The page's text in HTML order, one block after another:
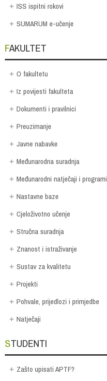
ISS ispitni rokovi
SUMARUM e-učenje
FAKULTET
O fakultetu
Iz povijesti fakulteta
Dokumenti i pravilnici
Preuzimanje
Javne nabavke
Međunarodna suradnja
Međunarodni natječaji i programi
Nastavne baze
Cjeloživotno učenje
Stručna suradnja
Znanost i istraživanje
Sustav za kvalitetu
Projekti
Pohvale, prijedlozi i primjedbe
Natječaji
STUDENTI
Zašto upisati APTF?